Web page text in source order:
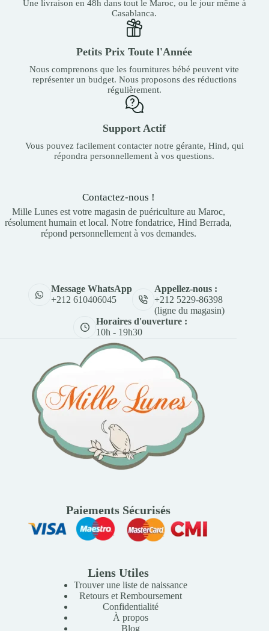
Une livraison en 48h dans tout le Maroc, ou le jour même à
Casablanca.
Petits Prix Toute l'Année
Nous comprenons que les fournitures bébé peuvent vite
représenter un budget. Nous proposons des réductions
régulièrement.
Support Actif
Vous pouvez facilement contacter notre gérante, Hind, qui
répondra personnellement à vos questions.
Contactez-nous !
Mille Lunes est votre magasin de puériculture au Maroc,
résolument humain et local. Notre fondatrice, Hind Berrada,
répond personnellement à vos demandes.
Message WhatsApp
+212 610406045
Appellez-nous :
+212 5229-86398
(ligne du magasin)
Horaires d'ouverture :
10h - 19h30
Paiements Sécurisés
Liens Utiles
Trouver une liste de naissance
Retours et Remboursement
Confidentialité
À propos
Blog